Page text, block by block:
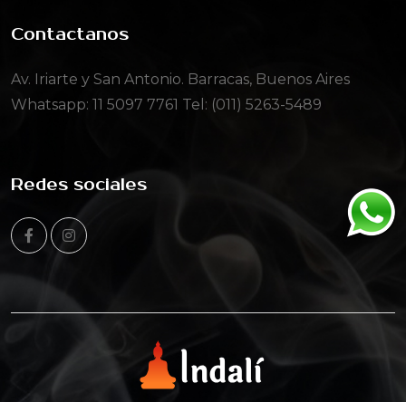
Contactanos
Av. Iriarte y San Antonio. Barracas, Buenos Aires
Whatsapp: 11 5097 7761 Tel: (011) 5263-5489
Redes sociales